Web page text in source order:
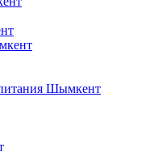
Шымкент